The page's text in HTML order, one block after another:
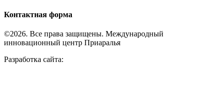
Контактная форма
©2026. Все права защищены. Международный
инновационный центр Приаралья
Разработка сайта: